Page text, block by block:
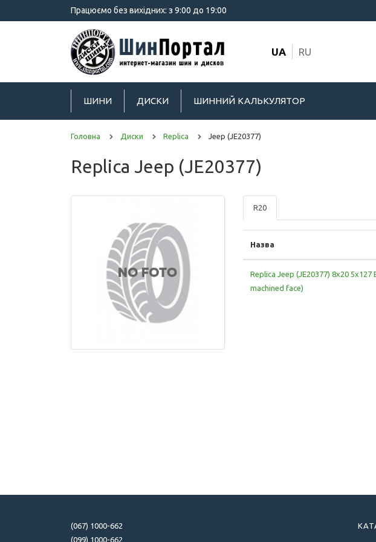
Працюємо без вихідних: з 9:00 до 19:00
UA RU
ШИНИ ДИСКИ ШИННИЙ КАЛЬКУЛЯТОР
Головна Диски Replica Jeep (JE20377)
Replica Jeep (JE20377)
R20
Назва
Replica Jeep (JE20377) 8x20 5x127
machined face)
(067) 1000-662
(099) 1000-662